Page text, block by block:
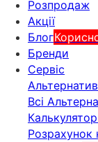
Розпродаж
Акції
Блог
Бренди
Сервіс
Всі
Розрахунок